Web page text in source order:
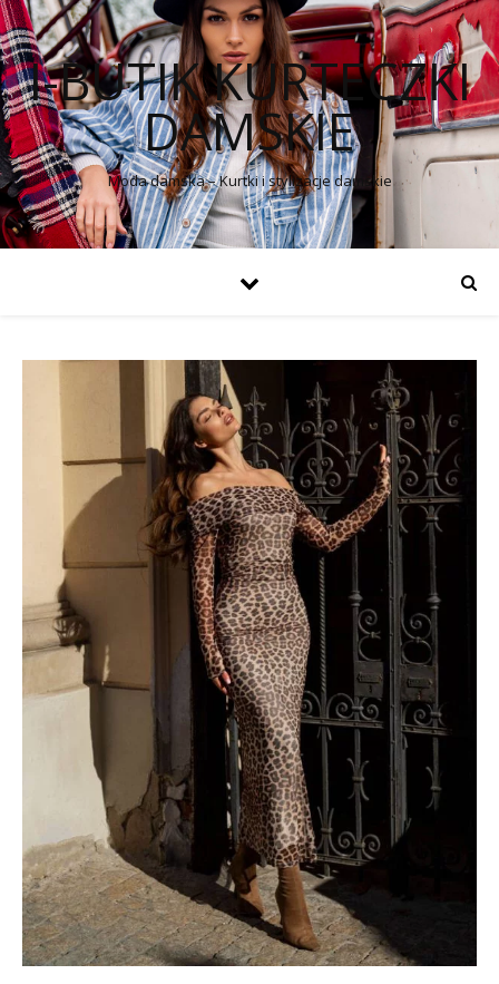
I-BUTIK KURTECZKI
DAMSKIE
Moda damska – Kurtki i stylizacje damskie